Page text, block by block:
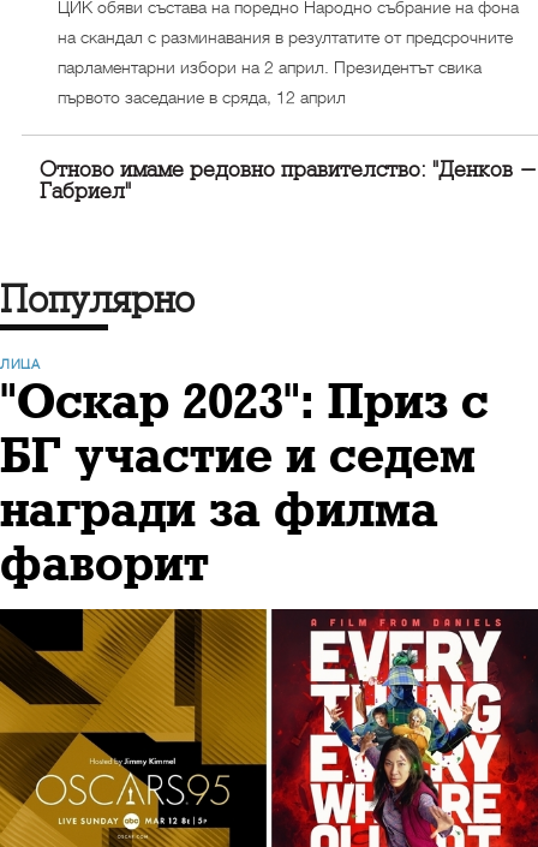
ЦИК обяви състава на поредно Народно събрание на фона
на скандал с разминавания в резултатите от предсрочните
парламентарни избори на 2 април. Президентът свика
първото заседание в сряда, 12 април
Отново имаме редовно правителство: "Денков -
Габриел"
Популярно
ЛИЦА
"Оскар 2023": Приз с
БГ участие и седем
награди за филма
фаворит